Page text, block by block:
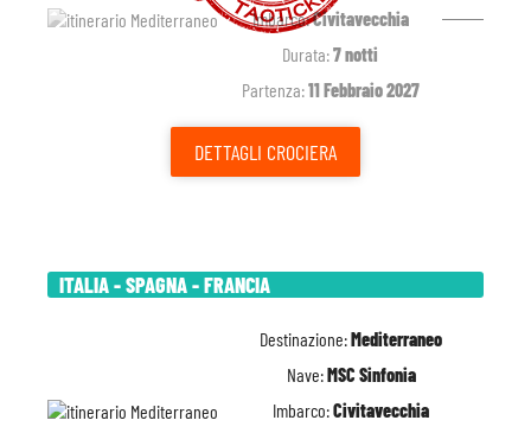
Imbarco:Civitavecchia
Durata:7 notti
Partenza:11 Febbraio 2027
DETTAGLI CROCIERA
ITALIA - SPAGNA - FRANCIA
Destinazione:Mediterraneo
Nave:MSC Sinfonia
Imbarco:Civitavecchia